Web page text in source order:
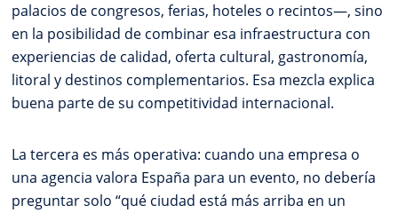
palacios de congresos, ferias, hoteles o recintos—, sino
en la posibilidad de combinar esa infraestructura con
experiencias de calidad, oferta cultural, gastronomía,
litoral y destinos complementarios. Esa mezcla explica
buena parte de su competitividad internacional.
La tercera es más operativa: cuando una empresa o
una agencia valora España para un evento, no debería
preguntar solo “qué ciudad está más arriba en un